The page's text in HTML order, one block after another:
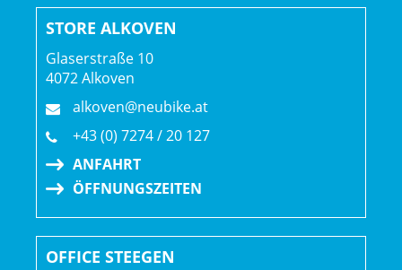
STORE ALKOVEN
Glaserstraße 10
4072 Alkoven
alkoven@neubike.at
+43 (0) 7274 / 20 127
ANFAHRT
ÖFFNUNGSZEITEN
OFFICE STEEGEN